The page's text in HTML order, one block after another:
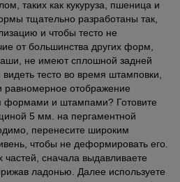
таких как кукуруза, пшеница и
тщательно разработаны так,
и чтобы тесто не
от большинства других форм,
не имеют сплошной задней
тесто во время штамповки,
равномерное отображение
формами и штампами? Готовите
5 мм. на пергаментной
перенесите широким
чтобы не деформировать его.
сначала выдавливаете
ладонью. Далее используете